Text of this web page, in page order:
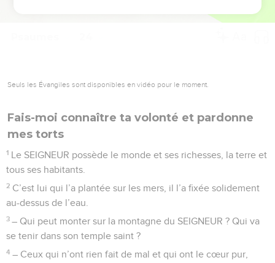
Seuls les Évangiles sont disponibles en vidéo pour le moment.
Fais-moi connaître ta volonté et pardonne
mes torts
1 Le SEIGNEUR possède le monde et ses richesses, la terre et
tous ses habitants.
2 C’est lui qui l’a plantée sur les mers, il l’a fixée solidement
au-dessus de l’eau.
3 – Qui peut monter sur la montagne du SEIGNEUR ? Qui va
se tenir dans son temple saint ?
4 – Ceux qui n’ont rien fait de mal et qui ont le cœur pur,